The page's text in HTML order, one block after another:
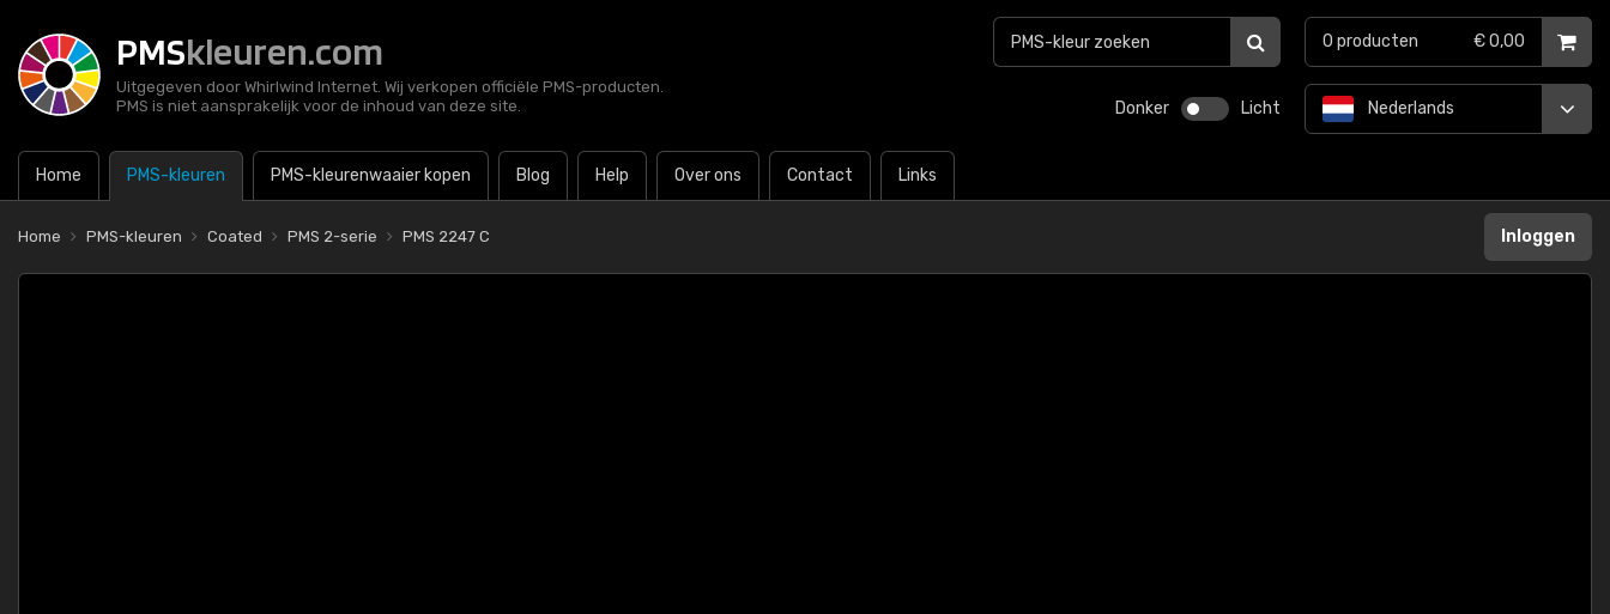
PMSkleuren.com
Uitgegeven door Whirlwind Internet. Wij verkopen officiële PMS-producten.
PMS is niet aansprakelijk voor de inhoud van deze site.
Donker Licht
Home PMS-kleuren PMS-kleurenwaaier kopen Blog Help Over ons Contact Links
Nederlands
0 producten € 0,00
Home PMS-kleuren Coated PMS 2-serie PMS 2247 C Inloggen